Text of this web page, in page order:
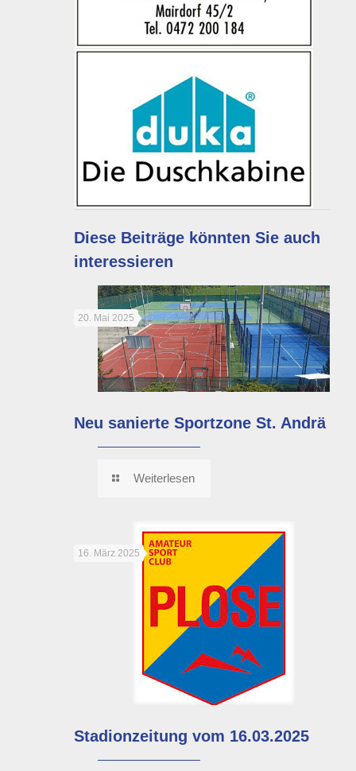
Diese Beiträge könnten Sie auch
interessieren
20. Mai 2025
Neu sanierte Sportzone St. Andrä
Weiterlesen
16. März 2025
Stadionzeitung vom 16.03.2025